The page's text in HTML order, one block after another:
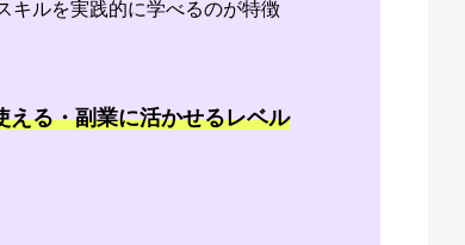
キルを実践的に学べるのが特徴
る・副業に活かせるレベル